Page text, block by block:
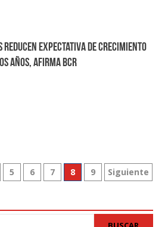
reducen expectativa de crecimiento
años, afirma BCR
5 6 7 8 9 Siguiente